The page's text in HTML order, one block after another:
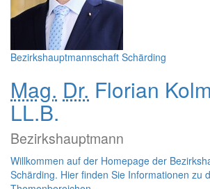
Bezirkshauptmannschaft Schärding
Mag. Dr. Florian
LL.B.
Bezirkshauptmann
Willkommen auf der Homepage der
Schärding. Hier finden Sie Informationen zu